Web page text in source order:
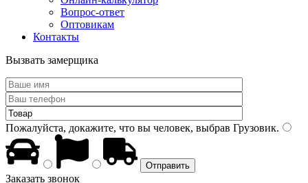
Вопрос-ответ
Оптовикам
Контакты
Вызвать замерщика
Пожалуйста, докажите, что вы человек, выбрав Грузовик.
Заказать звонок